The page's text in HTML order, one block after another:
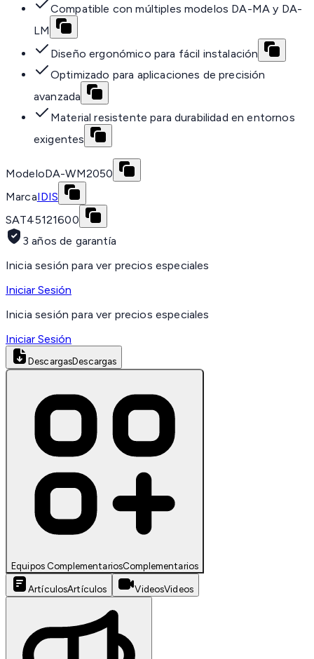
Compatible con múltiples modelos DA-MA y DA-
LM
Diseño ergonómico para fácil instalación
Optimizado para aplicaciones de precisión
avanzada
Material resistente para durabilidad en entornos
exigentes
ModeloDA-WM2050
MarcaIDIS
SAT45121600
3 años de garantía
Inicia sesión para ver precios especiales
Iniciar Sesión
Inicia sesión para ver precios especiales
Iniciar Sesión
DescargasDescargas
Equipos ComplementariosComplementarios
ArtículosArtículos VideosVideos